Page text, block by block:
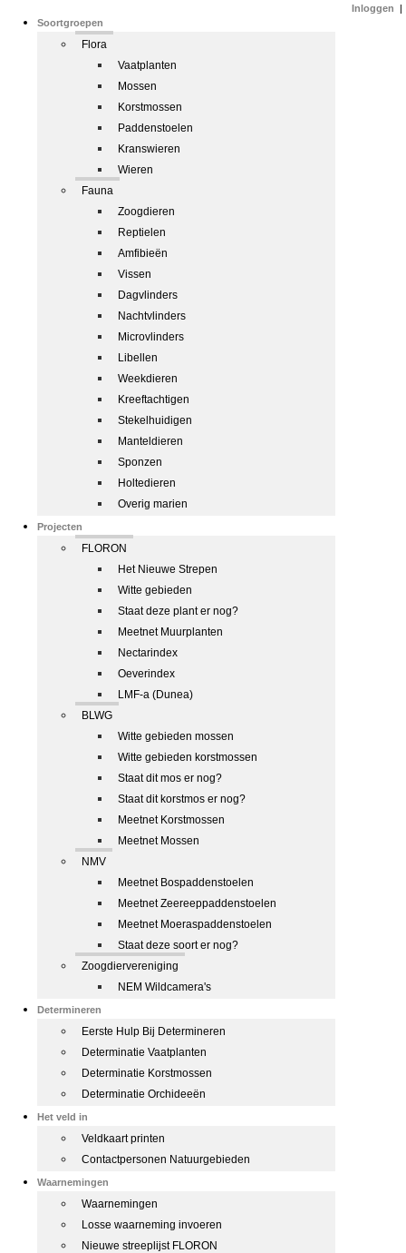
Soortgroepen
Flora
Vaatplanten
Mossen
Korstmossen
Paddenstoelen
Kranswieren
Wieren
Fauna
Zoogdieren
Reptielen
Amfibieën
Vissen
Dagvlinders
Nachtvlinders
Microvlinders
Libellen
Weekdieren
Kreeftachtigen
Stekelhuidigen
Manteldieren
Sponzen
Holtedieren
Overig marien
Projecten
FLORON
Het Nieuwe Strepen
Witte gebieden
Staat deze plant er nog?
Meetnet Muurplanten
Nectarindex
Oeverindex
LMF-a (Dunea)
BLWG
Witte gebieden mossen
Witte gebieden korstmossen
Staat dit mos er nog?
Staat dit korstmos er nog?
Meetnet Korstmossen
Meetnet Mossen
NMV
Meetnet Bospaddenstoelen
Meetnet Zeereeppaddenstoelen
Meetnet Moeraspaddenstoelen
Staat deze soort er nog?
Zoogdiervereniging
NEM Wildcamera's
Determineren
Eerste Hulp Bij Determineren
Determinatie Vaatplanten
Determinatie Korstmossen
Determinatie Orchideeën
Het veld in
Veldkaart printen
Contactpersonen Natuurgebieden
Waarnemingen
Waarnemingen
Losse waarneming invoeren
Nieuwe streeplijst FLORON
Inloggen |